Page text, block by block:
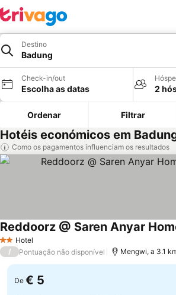
Destino
Badung
Check-in/out
Escolha as datas 2
Ordenar Filtrar
Hotéis económicos em
Como os pagamentos influenciam os resultados
2 Estrelas
Hotel
Reddoorz @ Saren Anyar
/ Pontuação não disponível Mengwi, a 3.1
De € 5